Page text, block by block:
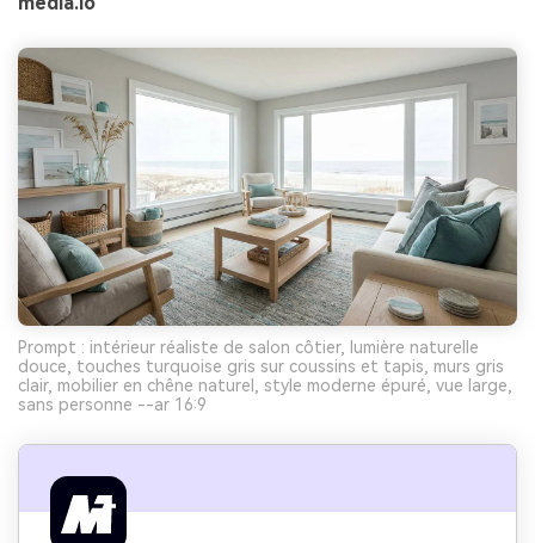
Prompt : intérieur réaliste de salon côtier, lumière naturelle
douce, touches turquoise gris sur coussins et tapis, murs gris
clair, mobilier en chêne naturel, style moderne épuré, vue large,
sans personne --ar 16:9